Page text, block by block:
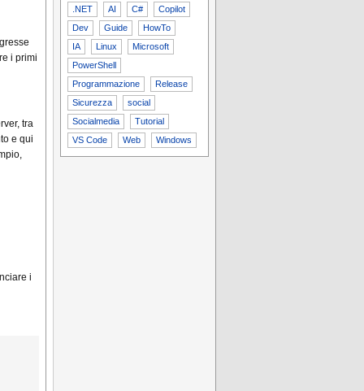
i primi
tra
e qui
i
.NET AI C#
Copilot
Dev
Guide
HowTo
IA
Linux
Microsoft
PowerShell
Programmazione
Release
Sicurezza
social
Socialmedia
Tutorial
VS Code
Web Windows